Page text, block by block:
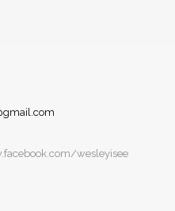
wesleyisee